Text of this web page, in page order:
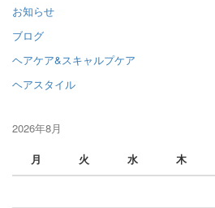
お知らせ
ブログ
ヘアケア&スキャルプケア
ヘアスタイル
2026年8月
月
火 水 木